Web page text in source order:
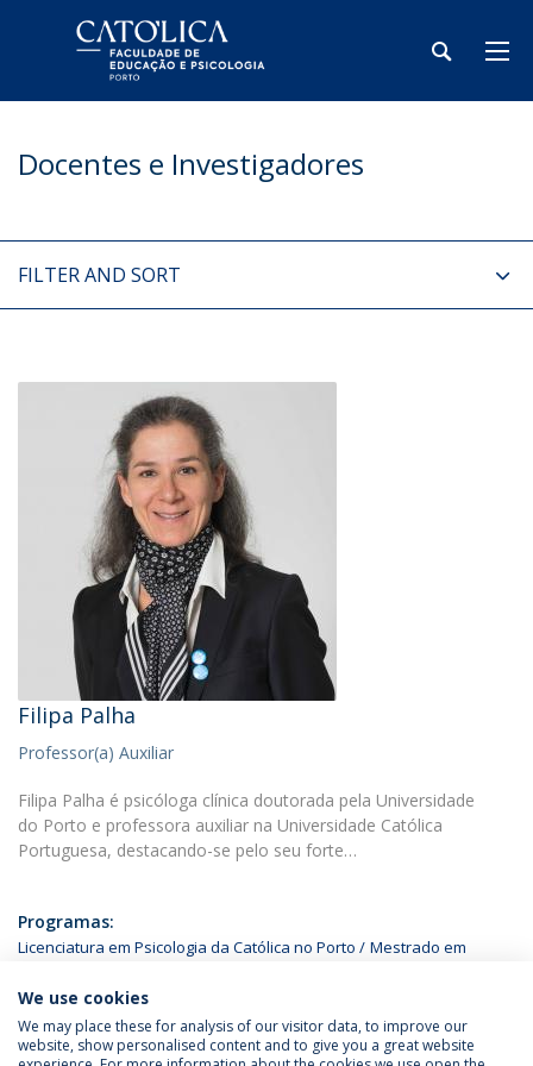
Docentes e Investigadores
FILTER AND SORT
Filipa Palha
Professor(a) Auxiliar
Filipa Palha é psicóloga clínica doutorada pela Universidade
do Porto e professora auxiliar na Universidade Católica
Portuguesa, destacando-se pelo seu forte…
Programas:
Licenciatura em Psicologia da Católica no Porto
Mestrado em
We use cookies
We may place these for analysis of our visitor data, to improve our
website, show personalised content and to give you a great website